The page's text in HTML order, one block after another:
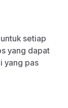
setiap
yang dapat
yang pas